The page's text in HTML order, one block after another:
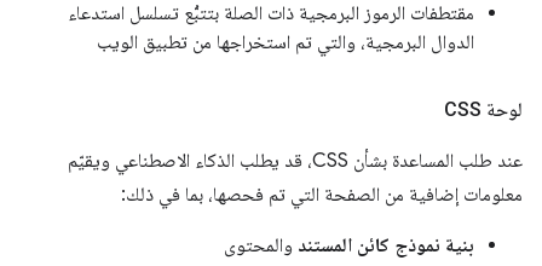
مقتطفات الرموز البرمجية ذات الصلة بتتبُّع تسلسل استدعاء
الدوال البرمجية، والتي تم استخراجها من تطبيق الويب
لوحة CSS
عند طلب المساعدة بشأن CSS، قد يطلب الذكاء الاصطناعي ويقيّم
معلومات إضافية من الصفحة التي تم فحصها، بما في ذلك:
بنية نموذج كائن المستند والمحتوى